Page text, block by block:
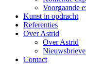
Voorgaande
Kunst in opdracht
Referenties
Over Astrid
Over Astrid
Contact